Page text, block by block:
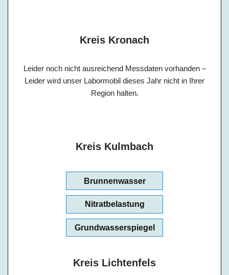
Kreis Kronach
Leider noch nicht ausreichend Messdaten vorhanden –
Leider wird unser Labormobil dieses Jahr nicht in Ihrer
Region halten.
Kreis Kulmbach
Brunnenwasser
Nitratbelastung
Grundwasserspiegel
Kreis Lichtenfels